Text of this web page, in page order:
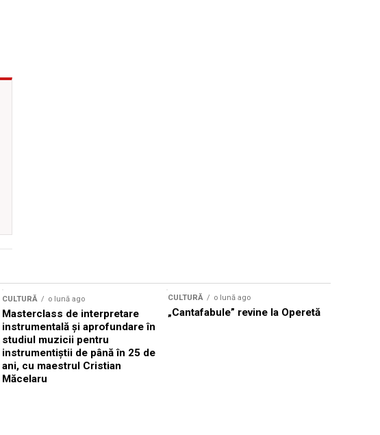
CULTURĂ o lună ago
Masterclass de interpretare
instrumentală și aprofundare în
studiul muzicii pentru
instrumentiștii de până în 25 de
ani, cu maestrul Cristian
Măcelaru
CULTURĂ o lună ago
„Cantafabule” revine la Operetă